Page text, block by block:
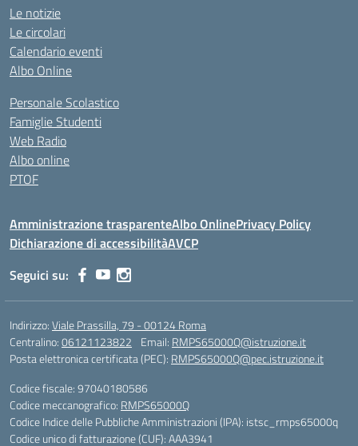
Le notizie
Le circolari
Calendario eventi
Albo Online
Personale Scolastico
Famiglie Studenti
Web Radio
Albo online
PTOF
Amministrazione trasparenteAlbo OnlinePrivacy Policy
Dichiarazione di accessibilitàAVCP
Seguici su:
Indirizzo:Viale Prassilla, 79 - 00124 Roma
Centralino:06121123822 Email: RMPS65000Q@istruzione.it
Posta elettronica certificata (PEC): RMPS65000Q@pec.istruzione.it
Codice fiscale: 97040180586
Codice meccanografico: RMPS65000Q
Codice Indice delle Pubbliche Amministrazioni (IPA): istsc_rmps65000q
Codice unico di fatturazione (CUF): AAA3941